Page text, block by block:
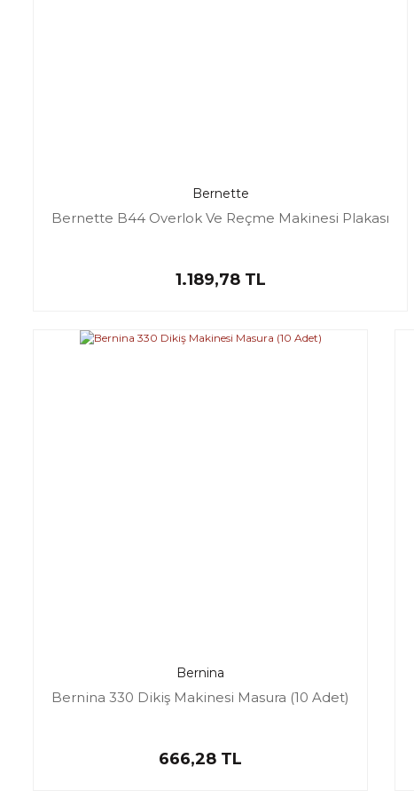
Bernette
Bernette B44 Overlok Ve Reçme Makinesi Plakası
1.189,78 TL
Bernina
Bernina 330 Dikiş Makinesi Masura (10 Adet)
666,28 TL